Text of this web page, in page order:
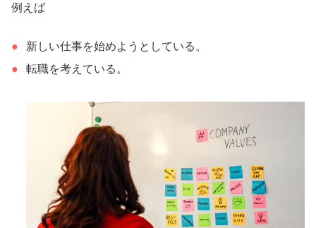
例えば
新しい仕事を始めようとしている。
転職を考えている。